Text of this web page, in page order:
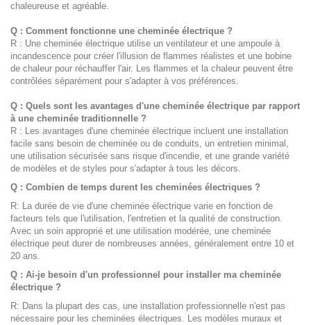
chaleureuse et agréable.
Q : Comment fonctionne une cheminée électrique ?
R : Une cheminée électrique utilise un ventilateur et une ampoule à
incandescence pour créer l'illusion de flammes réalistes et une bobine
de chaleur pour réchauffer l'air. Les flammes et la chaleur peuvent être
contrôlées séparément pour s'adapter à vos préférences.
Q : Quels sont les avantages d'une cheminée électrique par rapport
à une cheminée traditionnelle ?
R : Les avantages d'une cheminée électrique incluent une installation
facile sans besoin de cheminée ou de conduits, un entretien minimal,
une utilisation sécurisée sans risque d'incendie, et une grande variété
de modèles et de styles pour s'adapter à tous les décors.
Q : Combien de temps durent les cheminées électriques ?
R: La durée de vie d'une cheminée électrique varie en fonction de
facteurs tels que l'utilisation, l'entretien et la qualité de construction.
Avec un soin approprié et une utilisation modérée, une cheminée
électrique peut durer de nombreuses années, généralement entre 10 et
20 ans.
Q : Ai-je besoin d'un professionnel pour installer ma cheminée
électrique ?
R: Dans la plupart des cas, une installation professionnelle n'est pas
nécessaire pour les cheminées électriques. Les modèles muraux et